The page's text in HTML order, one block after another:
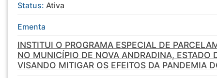
Status: Ativa
Ementa
INSTITUI O PROGRAMA ESPECIAL DE
NO MUNICÍPIO DE NOVA ANDRADINA, ESTADO
VISANDO MITIGAR OS EFEITOS DA PANDEMIA